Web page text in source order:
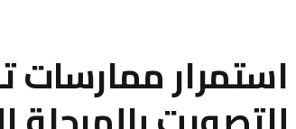
ممارسات